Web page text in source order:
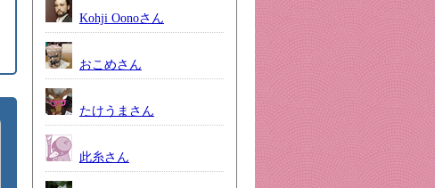
Kohji Oonoさん
おこめさん
たけうまさん
此糸さん